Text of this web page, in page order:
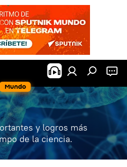
Mundo
y logros más
de la ciencia.